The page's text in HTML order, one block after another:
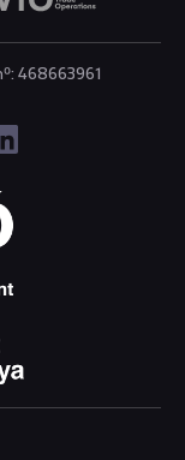
468663961